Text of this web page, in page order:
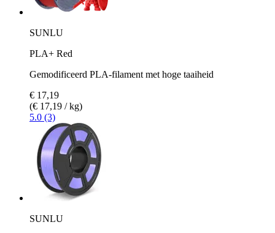
SUNLU
PLA+ Red
Gemodificeerd PLA-filament met hoge taaiheid
€ 17,19
(€ 17,19 / kg)
5.0 (3)
SUNLU